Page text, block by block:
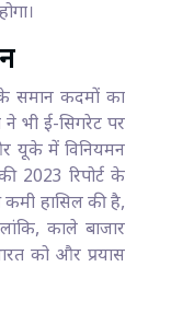
समान कदमों का
ने भी ई-सिगरेट पर
यूके में विनियमन
2023 रिपोर्ट के
हासिल की है,
काले बाजार
को और प्रयास